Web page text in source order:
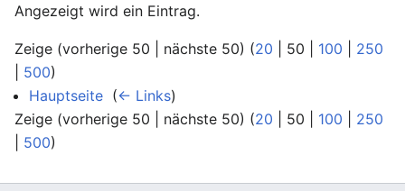
Angezeigt wird ein Eintrag.
Zeige (vorherige 50 nächste 50) (20 50 100
250
500)
Hauptseite (← Links)
Zeige (vorherige 50 nächste 50) (20 50 100
250
500)